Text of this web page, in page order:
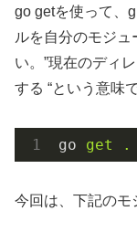
go getを使って、
ルを自分のモジュ
い。”現在のディ
する “という意味
go get .
今回は、下記のモ